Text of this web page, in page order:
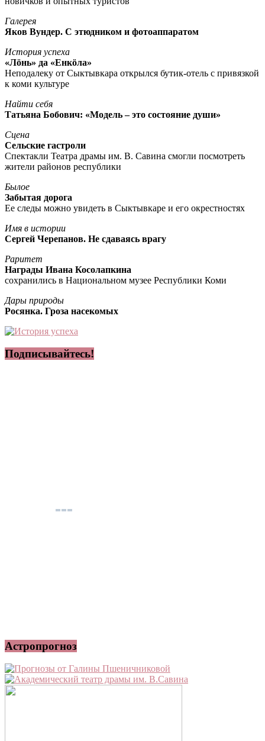
Галерея
Яков Вундер. С этюдником и фотоаппаратом
История успеха
«Лöнь» да «Енкöла»
Неподалеку от Сыктывкара открылся бутик-отель с привязкой
к коми культуре
Найти себя
Татьяна Бобович: «Модель – это состояние души»
Сцена
Сельские гастроли
Спектакли Театра драмы им. В. Савина смогли посмотреть
жители районов республики
Былое
Забытая дорога
Ее следы можно увидеть в Сыктывкаре и его окрестностях
Имя в истории
Сергей Черепанов. Не сдаваясь врагу
Раритет
Награды Ивана Косолапкина
сохранились в Национальном музее Республики Коми
Дары природы
Росянка. Гроза насекомых
Подписывайтесь!
Астропрогноз